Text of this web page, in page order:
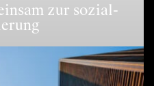
zur sozial-